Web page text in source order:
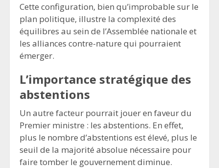
Cette configuration, bien qu’improbable sur le
plan politique, illustre la complexité des
équilibres au sein de l’Assemblée nationale et
les alliances contre-nature qui pourraient
émerger.
L’importance stratégique des
abstentions
Un autre facteur pourrait jouer en faveur du
Premier ministre : les abstentions. En effet,
plus le nombre d’abstentions est élevé, plus le
seuil de la majorité absolue nécessaire pour
faire tomber le gouvernement diminue.